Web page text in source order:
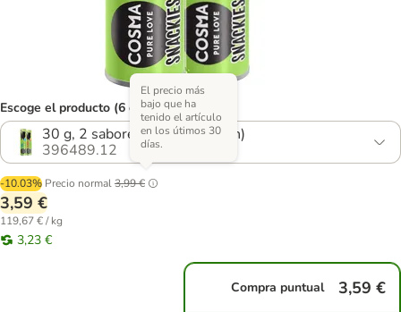
Escoge el producto (6 opciones)
30 g, 2 sabores (atún y salmón)
396489.12
-10.03% Precio normal3,99 €
El precio más
bajo que ha
tenido el artículo
en los útimos 30
días.
3,59 €
119,67 € / kg
3,23 €
Compra puntual 3,59 €